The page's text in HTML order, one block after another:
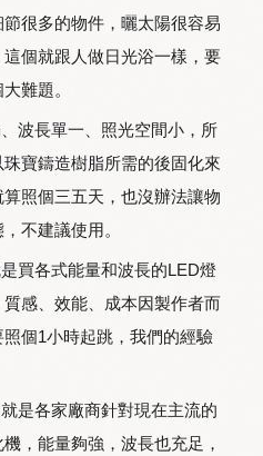
很多的物件，曬太陽很容易
個就跟人做日光浴一樣，要
難題。
波長單一、照光空間小，所
寶鑄造樹脂所需的後固化來
照個三五天，也沒辦法讓物
不建議使用。
買各式能量和波長的LED燈
感、效能、成本因製作者而
個1小時起跳，我們的經驗
是各家廠商針對現在主流的
，能量夠強，波長也充足，